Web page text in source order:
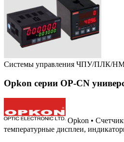
Системы управления ЧПУ/ПЛК/
Opkon серии OP-CN
Opkon •
температурные дисплеи,